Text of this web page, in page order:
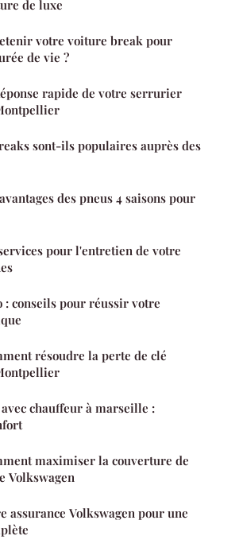
de luxe
votre voiture break pour
de vie ?
rapide de votre serrurier
sont-ils populaires auprès des
des pneus 4 saisons pour
pour l'entretien de votre
: conseils pour réussir votre
résoudre la perte de clé
chauffeur à marseille :
maximiser la couverture de
Volkswagen
assurance Volkswagen pour une